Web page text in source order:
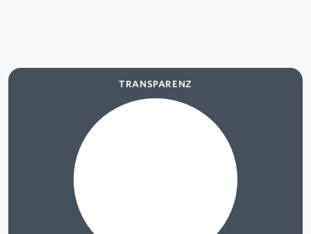
TRANSPARENZ